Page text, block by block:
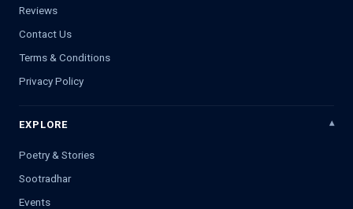
Reviews
Contact Us
Terms & Conditions
Privacy Policy
EXPLORE
Poetry & Stories
Sootradhar
Events